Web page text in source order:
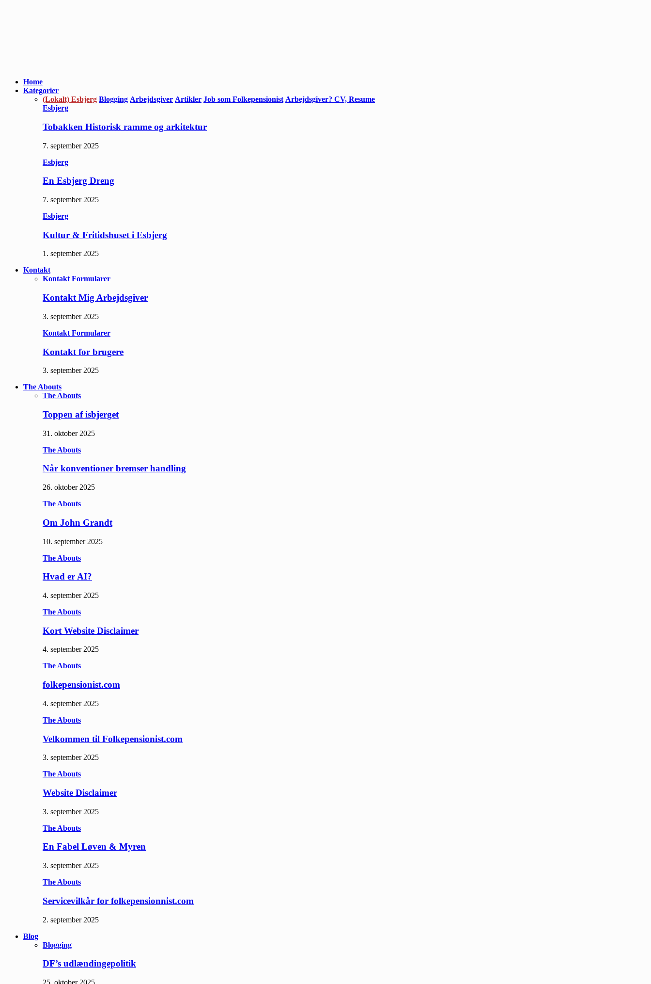
Home
Kategorier
(Lokalt) Esbjerg Blogging Arbejdsgiver Artikler Job som Folkepensionist Arbejdsgiver? CV, Resume
Esbjerg
Tobakken Historisk ramme og arkitektur
7. september 2025
Esbjerg
En Esbjerg Dreng
7. september 2025
Esbjerg
Kultur & Fritidshuset i Esbjerg
1. september 2025
Kontakt
Kontakt Formularer
Kontakt Mig Arbejdsgiver
3. september 2025
Kontakt Formularer
Kontakt for brugere
3. september 2025
The Abouts
The Abouts
Toppen af isbjerget
31. oktober 2025
The Abouts
Når konventioner bremser handling
26. oktober 2025
The Abouts
Om John Grandt
10. september 2025
The Abouts
Hvad er AI?
4. september 2025
The Abouts
Kort Website Disclaimer
4. september 2025
The Abouts
folkepensionist.com
4. september 2025
The Abouts
Velkommen til Folkepensionist.com
3. september 2025
The Abouts
Website Disclaimer
3. september 2025
The Abouts
En Fabel Løven & Myren
3. september 2025
The Abouts
Servicevilkår for folkepensionnist.com
2. september 2025
Blog
Blogging
DF’s udlændingepolitik
25. oktober 2025